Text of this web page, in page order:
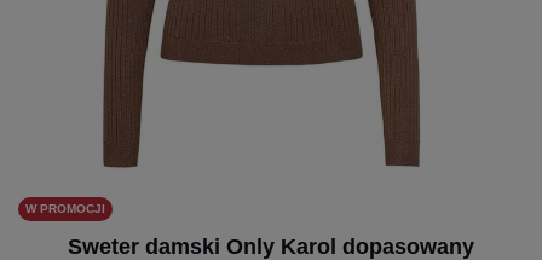
W PROMOCJI
Sweter damski Only Karol dopasowany